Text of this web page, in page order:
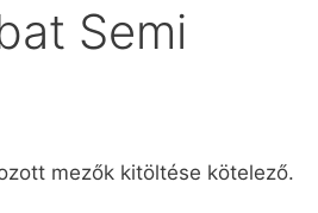
Semi
mezők kitöltése kötelező.